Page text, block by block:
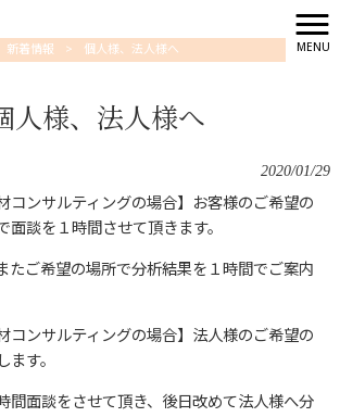
MENU
新着情報 > 個人様、法人様へ
人様、法人様へ
2020/01/29
コンサルティングの場合】お客様のご希望の
面談を１時間させて頂きます。
たご希望の場所で分析結果を１時間でご案内
コンサルティングの場合】法人様のご希望の
ます。
間面談をさせて頂き、後日改めて法人様へ分